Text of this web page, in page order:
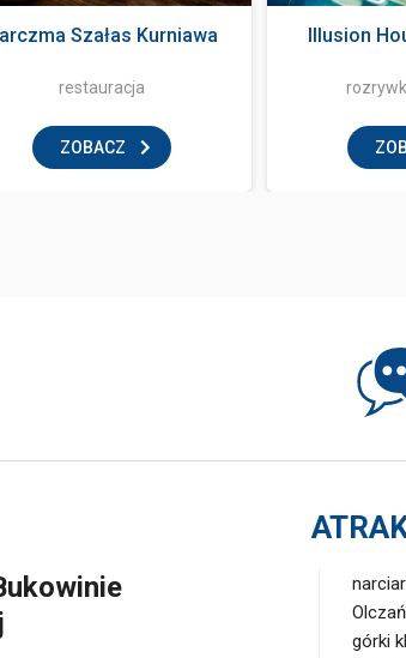
Szałas Kurniawa
restauracja
ZOBACZ
Illusion
górki